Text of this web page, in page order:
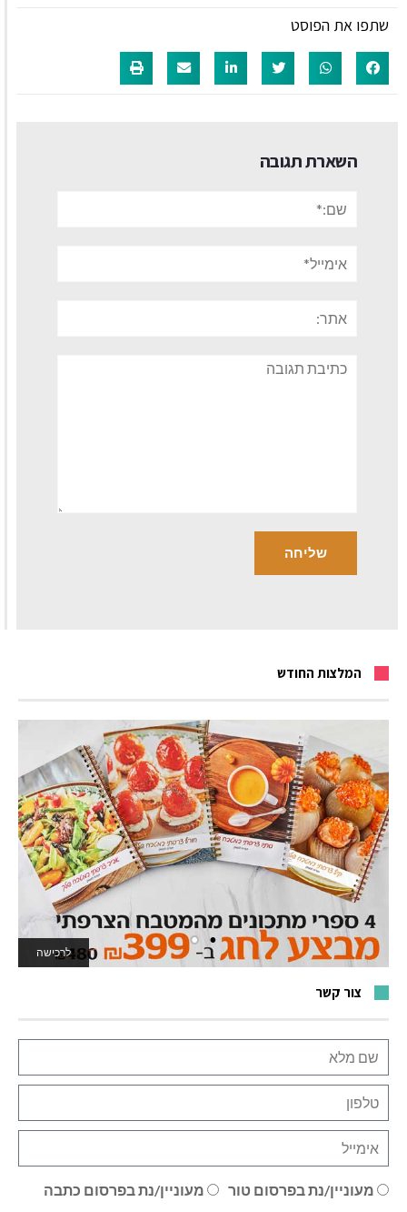
שתפו את הפוסט
השארת תגובה
תגובה
המלצות החודש
לרכישה
לאתר המשחקים
צור קשר
מעוניין/נת בפרסום טור
מעוניין/נת בפרסום כתבה